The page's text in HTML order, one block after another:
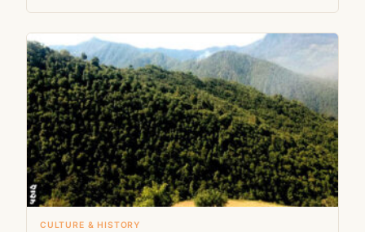
CULTURE & HISTORY